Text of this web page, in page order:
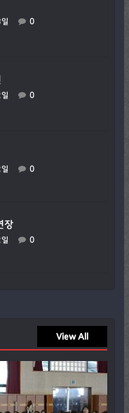
0
0
0
장
0
View All